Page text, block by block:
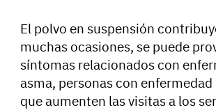
El polvo en suspensión
muchas ocasiones, se puede
síntomas relacionados con
asma, personas con
que aumenten las visitas a los